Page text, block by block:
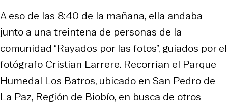
A eso de las 8:40 de la mañana, ella andaba
junto a una treintena de personas de la
comunidad “Rayados por las fotos”, guiados por el
fotógrafo Cristian Larrere. Recorrían el Parque
Humedal Los Batros, ubicado en San Pedro de
La Paz, Región de Biobío, en busca de otros